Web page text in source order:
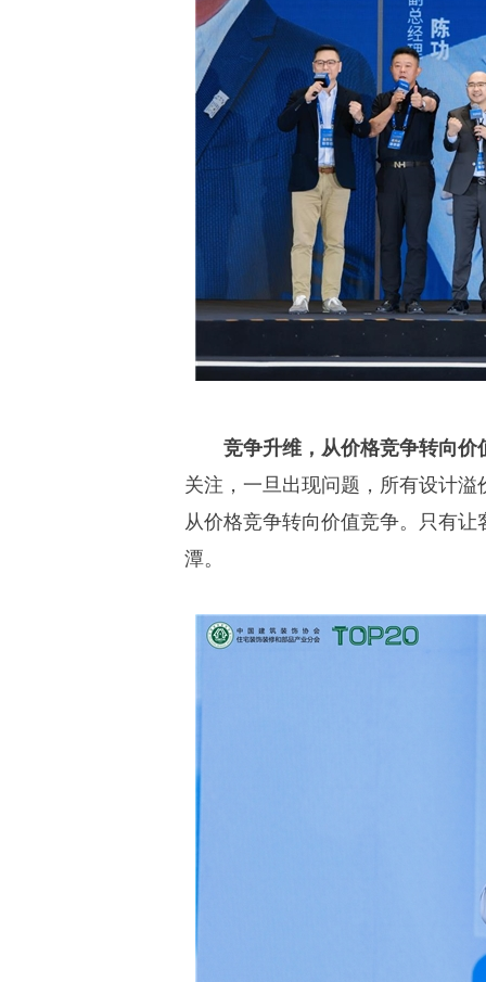
竞争升维，从价格竞争转向价
关注，一旦出现问题，所有设计
从价格竞争转向价值竞争。只有
潭。